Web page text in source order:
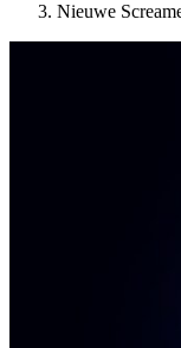
Nieuwe